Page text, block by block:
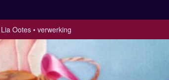
Lia Ootes verwerking